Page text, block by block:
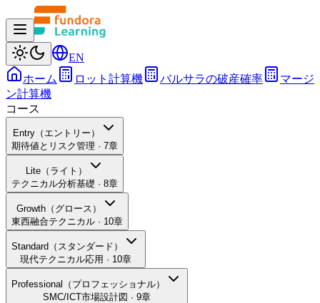
EN
ホーム
ロット計算機 バルサラの破産確率
マージ
ン計算機
コース
Entry（エントリー）
期待値とリスク管理 · 7章
Lite（ライト）
テクニカル分析基礎 · 8章
Growth（グロース）
東西融合テクニカル · 10章
Standard（スタンダード）
現代テクニカル応用 · 10章
Professional（プロフェッショナル）
SMC/ICT市場設計図 · 9章